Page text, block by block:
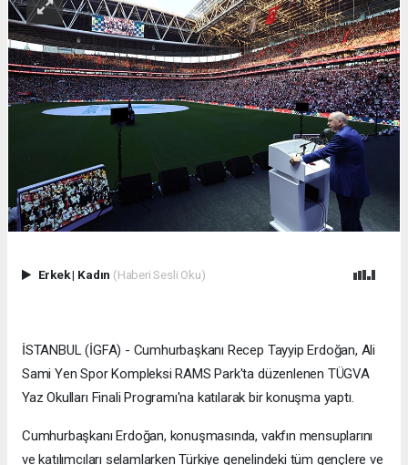
Erkek| Kadın (Haberi Sesli Oku)
İSTANBUL (İGFA) - Cumhurbaşkanı Recep Tayyip Erdoğan, Ali
Sami Yen Spor Kompleksi RAMS Park'ta düzenlenen TÜGVA
Yaz Okulları Finali Programı'na katılarak bir konuşma yaptı.
Cumhurbaşkanı Erdoğan, konuşmasında, vakfın mensuplarını
ve katılımcıları selamlarken Türkiye genelindeki tüm gençlere ve